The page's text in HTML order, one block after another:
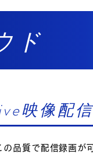
ド​
映像配信
品質で配信録画が